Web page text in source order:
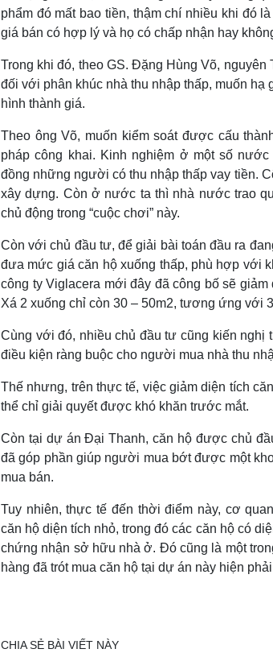
phẩm đó mất bao tiền, thậm chí nhiều khi đó
giá bán có hợp lý và họ có chấp nhận hay
Trong khi đó, theo GS. Đặng Hùng Võ,
đối với phân khúc nhà thu nhập thấp, muốn
hình thành giá.
Theo ông Võ, muốn kiểm soát được cấu
pháp công khai. Kinh nghiệm ở một số
đồng những người có thu nhập thấp vay tiền.
xây dựng. Còn ở nước ta thì nhà nước trao
chủ động trong “cuộc chơi” này.
Còn với chủ đầu tư, để giải bài toán đầu ra
đưa mức giá căn hộ xuống thấp, phù hợp với
công ty Viglacera mới đây đã công bố sẽ
Xá 2 xuống chỉ còn 30 – 50m2, tương ứng với
Cùng với đó, nhiều chủ đầu tư cũng kiến nghị
điều kiện ràng buộc cho người mua nhà thu
Thế nhưng, trên thực tế, việc giảm diện tích
thể chỉ giải quyết được khó khăn trước mắt.
Còn tại dự án Đại Thanh, căn hộ được chủ
đã góp phần giúp người mua bớt được một
mua bán.
Tuy nhiên, thực tế đến thời điểm này, cơ
căn hộ diện tích nhỏ, trong đó các căn hộ có
chứng nhận sở hữu nhà ở. Đó cũng là một
hàng đã trót mua căn hộ tại dự án này hiện
CHIA SẺ BÀI VIẾT NÀY